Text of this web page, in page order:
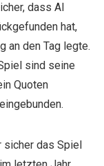
dass Al
hat,
an den Tag legte.
sind seine
Quoten
sicher das Spiel